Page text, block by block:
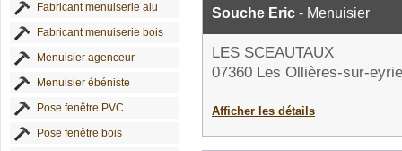
Fabricant menuiserie alu
Fabricant menuiserie bois
Menuisier agenceur
Menuisier ébéniste
Pose fenêtre PVC
Pose fenêtre bois
Souche Eric - Menuisier
LES SCEAUTAUX
07360 Les Ollières-sur-
Afficher les détails